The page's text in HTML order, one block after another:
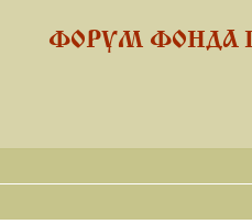
ФОРУМ ФОНДА